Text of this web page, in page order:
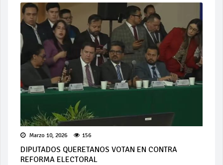
Marzo 10, 2026 156
DIPUTADOS QUERETANOS VOTAN EN CONTRA
REFORMA ELECTORAL